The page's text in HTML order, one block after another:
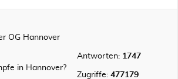
OG Hannover
in Hannover?
Antworten: 1747
Zugriffe: 477179